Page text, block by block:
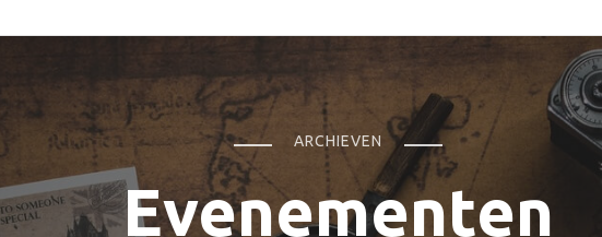
ARCHIEVEN
Evenementen